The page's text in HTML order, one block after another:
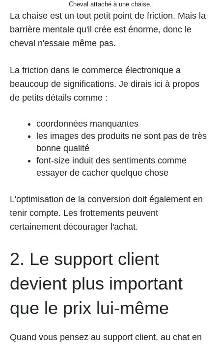
Cheval attaché à une chaise.
La chaise est un tout petit point de friction. Mais la
barrière mentale qu'il crée est énorme, donc le
cheval n'essaie même pas.
La friction dans le commerce électronique a
beaucoup de significations. Je dirais ici à propos
de petits détails comme :
coordonnées manquantes
les images des produits ne sont pas de très
bonne qualité
font-size induit des sentiments comme
essayer de cacher quelque chose
L'optimisation de la conversion doit également en
tenir compte. Les frottements peuvent
certainement décourager l'achat.
2. Le support client
devient plus important
que le prix lui-même
Quand vous pensez au support client, au chat en